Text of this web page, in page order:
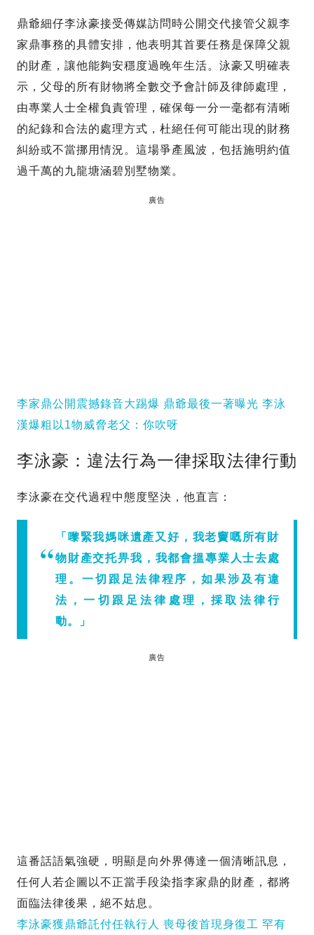
鼎爺細仔李泳豪接受傳媒訪問時公開交代接管父親李
家鼎事務的具體安排，他表明其首要任務是保障父親
的財產，讓他能夠安穩度過晚年生活。泳豪又明確表
示，父母的所有財物將全數交予會計師及律師處理，
由專業人士全權負責管理，確保每一分一毫都有清晰
的紀錄和合法的處理方式，杜絕任何可能出現的財務
糾紛或不當挪用情況。這場爭產風波，包括施明約值
過千萬的九龍塘涵碧別墅物業。
廣告
李家鼎公開震撼錄音大踢爆 鼎爺最後一著曝光 李泳
漢爆粗以1物威脅老父：你吹呀
李泳豪：違法行為一律採取法律行動
李泳豪在交代過程中態度堅決，他直言：
「嚟緊我媽咪遺產又好，我老竇嘅所有財
物財產交托畀我，我都會搵專業人士去處
理。一切跟足法律程序，如果涉及有違
法，一切跟足法律處理，採取法律行
動。」
廣告
這番話語氣強硬，明顯是向外界傳達一個清晰訊息，
任何人若企圖以不正當手段染指李家鼎的財產，都將
面臨法律後果，絕不姑息。
李泳豪獲鼎爺託付任執行人 喪母後首現身復工 罕有